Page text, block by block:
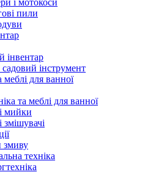
і мотокоси
пили
інвентар
інструмент
меблі для ванної
та меблі для ванної
мийки
змішувачі
техніка